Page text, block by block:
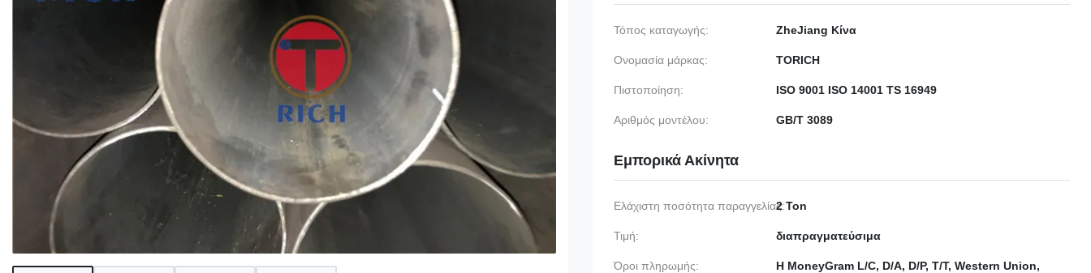
Τόπος καταγωγής: ZheJiang Κίνα
Ονομασία μάρκας: TORICH
Πιστοποίηση: ISO 9001 ISO 14001 TS 16949
Αριθμός μοντέλου: GB/T 3089
Εμπορικά Ακίνητα
Ελάχιστη ποσότητα παραγγελίας:2 Ton
Τιμή: διαπραγματεύσιμα
Όροι πληρωμής: Η MoneyGram L/C, D/A, D/P, T/T, Western Union,